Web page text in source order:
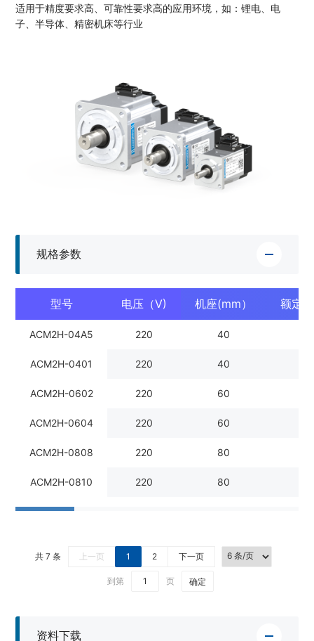
适用于精度要求高、可靠性要求高的应用环境，如：锂电、电
子、半导体、精密机床等行业
规格参数
型号 电压（V) 机座(mm） 额定
ACM2H-04A5 220 40
ACM2H-0401 220 40
ACM2H-0602 220 60
ACM2H-0604 220 60
ACM2H-0808 220 80
ACM2H-0810 220 80
共 7 条 上一页 1 2 下一页
到第 页 确定
资料下载